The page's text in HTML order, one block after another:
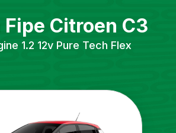
Fipe Citroen C3
1.2 12v Pure Tech Flex